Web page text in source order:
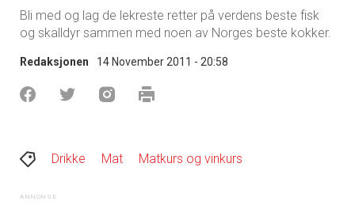
Bli med og lag de lekreste retter på verdens beste fisk
og skalldyr sammen med noen av Norges beste kokker.
Redaksjonen 14 November 2011 - 20:58
Drikke Mat Matkurs og vinkurs